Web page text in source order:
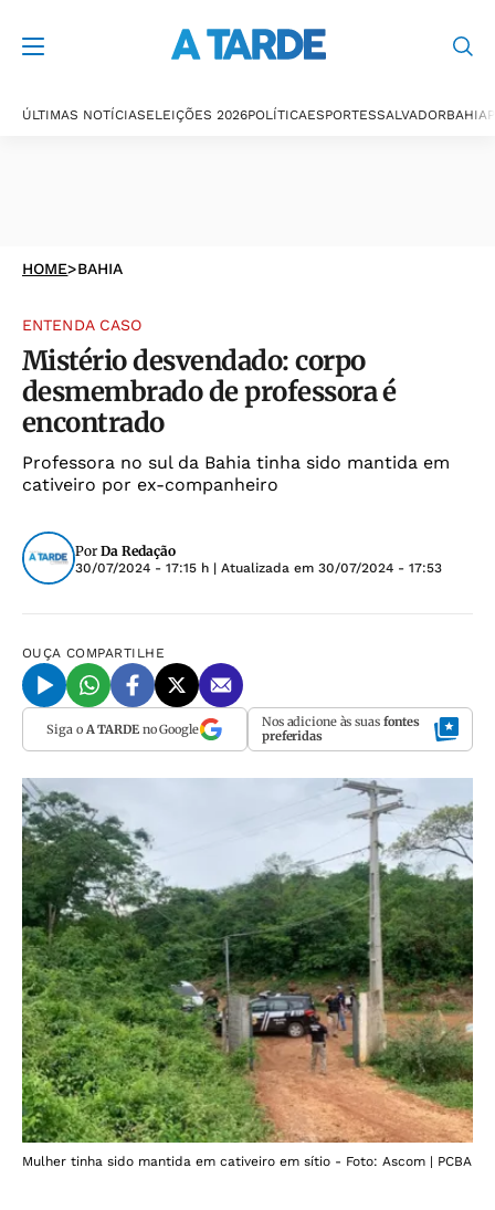
ÚLTIMAS NOTÍCIASELEIÇÕES 2026POLÍTICAESPORTESSALVADORBAHIA
HOME>BAHIA
ENTENDA CASO
Mistério desvendado: corpo
desmembrado de professora é
encontrado
Professora no sul da Bahia tinha sido mantida em
cativeiro por ex-companheiro
Por Da Redação
30/07/2024 - 17:15 h | Atualizada em 30/07/2024 - 17:53
OUÇA COMPARTILHE
Siga o A TARDEno Google Nos adicione às suas fontes
preferidas
Mulher tinha sido mantida em cativeiro em sítio - Foto: Ascom | PCBA